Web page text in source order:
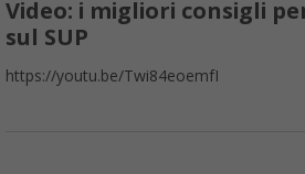
Video: i migliori consigli
sul SUP
https://youtu.be/Twi84eoemfI